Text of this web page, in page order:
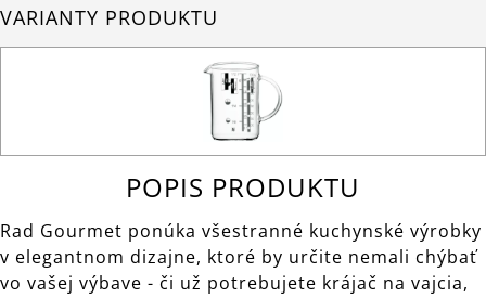
VARIANTY PRODUKTU
POPIS PRODUKTU
Rad Gourmet ponúka všestranné kuchynské výrobky
v elegantnom dizajne, ktoré by určite nemali chýbať
vo vašej výbave - či už potrebujete krájač na vajcia,